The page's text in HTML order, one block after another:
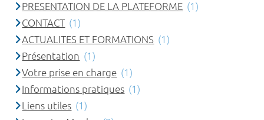
PRESENTATION DE LA PLATEFORME (1)
CONTACT (1)
ACTUALITES ET FORMATIONS (1)
Présentation (1)
Votre prise en charge (1)
Informations pratiques (1)
Liens utiles (1)